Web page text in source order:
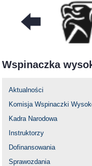
Wspinaczka
Aktualności
Komisja Wspinaczki
Kadra Narodowa
Instruktorzy
Dofinansowania
Sprawozdania